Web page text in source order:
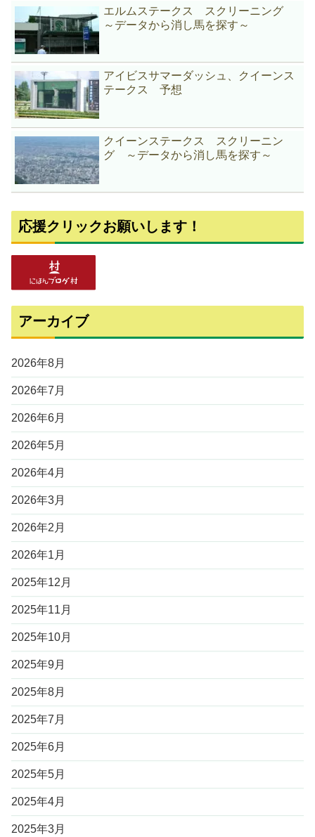
エルムステークス スクリーニング
～データから消し馬を探す～
アイビスサマーダッシュ、クイーンス
テークス 予想
クイーンステークス スクリーニン
グ ～データから消し馬を探す～
応援クリックお願いします！
アーカイブ
2026年8月
2026年7月
2026年6月
2026年5月
2026年4月
2026年3月
2026年2月
2026年1月
2025年12月
2025年11月
2025年10月
2025年9月
2025年8月
2025年7月
2025年6月
2025年5月
2025年4月
2025年3月